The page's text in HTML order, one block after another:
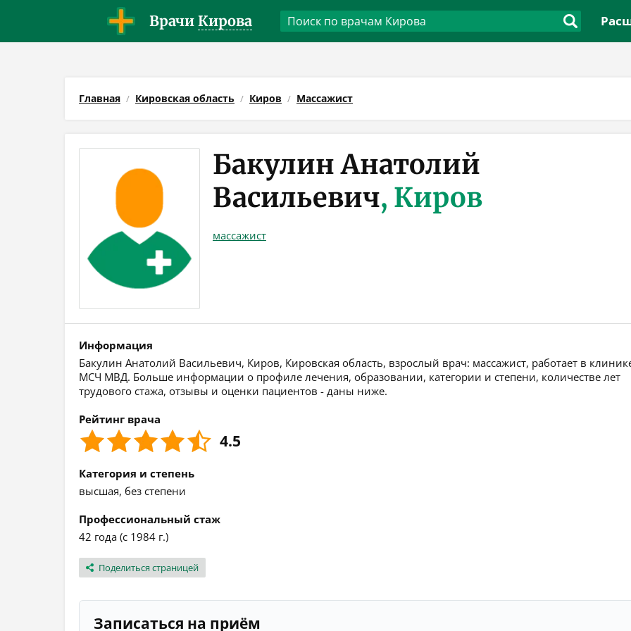
Врачи Кирова
Главная Кировская область Киров Массажист
Бакулин Анатолий
Васильевич, Киров
массажист
Информация
Бакулин Анатолий Васильевич, Киров, Кировская область, взрослый врач: массажист, работает в
МСЧ МВД. Больше информации о профиле лечения, образовании, категории и степени, количестве лет
трудового стажа, отзывы и оценки пациентов - даны ниже.
Рейтинг врача
4.5
Категория и степень
высшая, без степени
Профессиональный стаж
42 года (с 1984 г.)
Поделиться страницей
Записаться на приём